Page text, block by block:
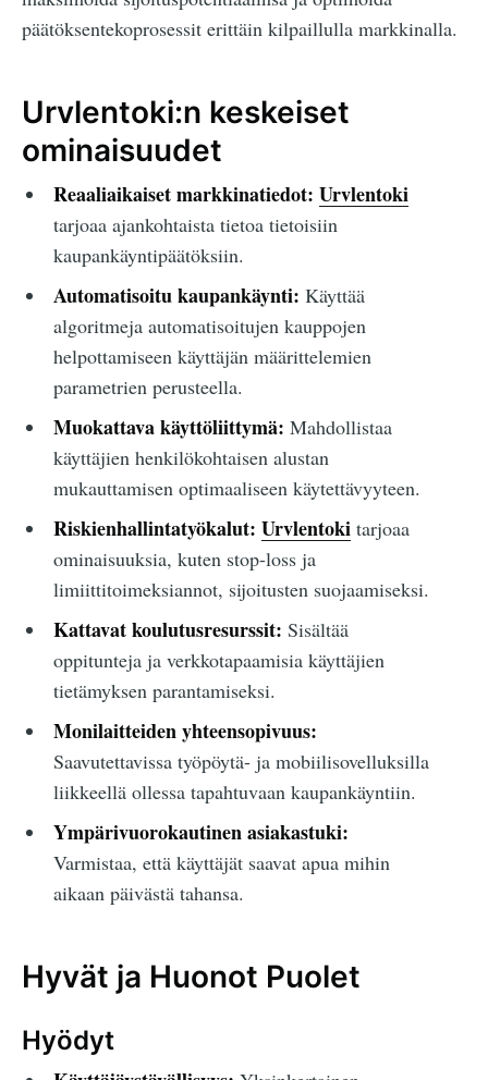
päätöksentekoprosessit erittäin kilpaillulla markkinalla.
Urvlentoki:n keskeiset
ominaisuudet
Reaaliaikaiset markkinatiedot: Urvlentoki
tarjoaa ajankohtaista tietoa tietoisiin
kaupankäyntipäätöksiin.
Automatisoitu kaupankäynti: Käyttää
algoritmeja automatisoitujen kauppojen
helpottamiseen käyttäjän määrittelemien
parametrien perusteella.
Muokattava käyttöliittymä: Mahdollistaa
käyttäjien henkilökohtaisen alustan
mukauttamisen optimaaliseen käytettävyyteen.
Riskienhallintatyökalut: Urvlentokitarjoaa
ominaisuuksia, kuten stop-loss ja
limiittitoimeksiannot, sijoitusten suojaamiseksi.
Kattavat koulutusresurssit: Sisältää
oppitunteja ja verkkotapaamisia käyttäjien
tietämyksen parantamiseksi.
Monilaitteiden yhteensopivuus:
Saavutettavissa työpöytä- ja mobiilisovelluksilla
liikkeellä ollessa tapahtuvaan kaupankäyntiin.
Ympärivuorokautinen asiakastuki:
Varmistaa, että käyttäjät saavat apua mihin
aikaan päivästä tahansa.
Hyvät ja Huonot Puolet
Hyödyt